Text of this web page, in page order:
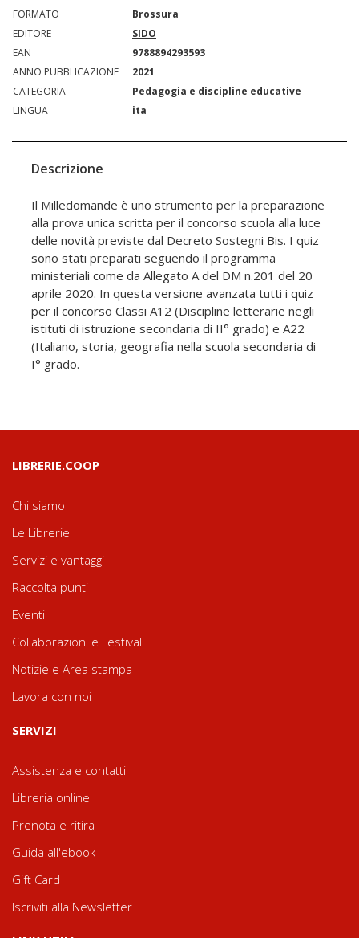
FORMATO
Brossura
EDITORE
SIDO
EAN
9788894293593
ANNO PUBBLICAZIONE
2021
CATEGORIA
Pedagogia e discipline educative
LINGUA
ita
Descrizione
Il Milledomande è uno strumento per la preparazione
alla prova unica scritta per il concorso scuola alla luce
delle novità previste dal Decreto Sostegni Bis. I quiz
sono stati preparati seguendo il programma
ministeriali come da Allegato A del DM n.201 del 20
aprile 2020. In questa versione avanzata tutti i quiz
per il concorso Classi A12 (Discipline letterarie negli
istituti di istruzione secondaria di II° grado) e A22
(Italiano, storia, geografia nella scuola secondaria di
I° grado.
LIBRERIE.COOP
Chi siamo
Le Librerie
Servizi e vantaggi
Raccolta punti
Eventi
Collaborazioni e Festival
Notizie e Area stampa
Lavora con noi
SERVIZI
Assistenza e contatti
Libreria online
Prenota e ritira
Guida all'ebook
Gift Card
Iscriviti alla Newsletter